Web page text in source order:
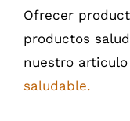
Ofrecer
productos
nuestro
saludable.